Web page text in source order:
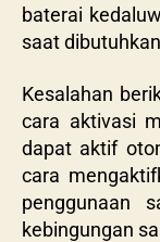
baterai
saat
Kesalahan
cara aktivasi
dapat aktif
cara
penggunaan
kebingungan